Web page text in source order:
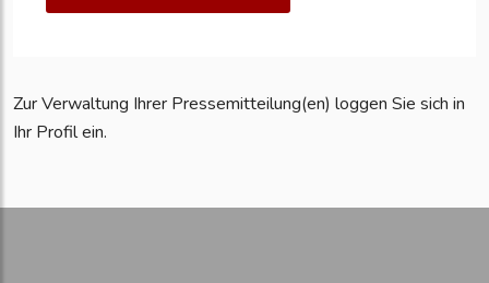
Zur Verwaltung Ihrer Pressemitteilung(en) loggen Sie sich in
Ihr Profil ein.